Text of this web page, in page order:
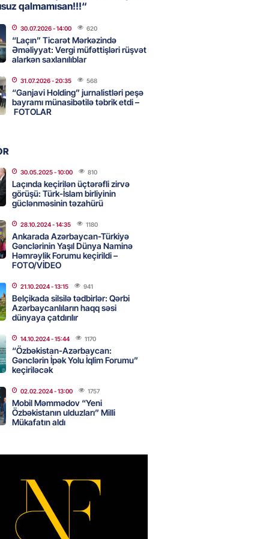
Xirosima qurbanlarının
ediləcək
- 10:00
açıqlama verdi
problem bitdi –
kanalını qısa müddətdə
Danimarkada “Orhus”
qarşılaşacaq
- 17:45
məxsus təyyarə
dron hücumuna məruz
- 17:30
manatlıq qızıl-zinət
boğazı tezliklə açılacaq- Tramp
- 17:00
qalmamısan!!!“
30.07.2026- 14:00 620
“Laçın” Ticarət Mərkəzində
Əməliyyat: Vergi müfəttişləri rüşvət
alarkən saxlanılıblar
31.07.2026- 20:35 568
“Ganjavi Holding” jurnalistləri peşə
bayramı münasibətilə təbrik etdi –
FOTOLAR
30.05.2025- 10:00 810
Laçında keçirilən üçtərəfli zirvə
görüşü: Türk-İslam birliyinin
güclənməsinin təzahürü
28.10.2024- 14:35 1180
Ankarada Azərbaycan-Türkiyə
Gənclərinin Yaşıl Dünya Naminə
Həmrəylik Forumu keçirildi –
FOTO/VİDEO
21.10.2024- 13:15 941
Belçikada silsilə tədbirlər: Qərbi
Azərbaycanlıların haqq səsi
dünyaya çatdırılır
14.10.2024- 15:44 1170
“Özbəkistan-Azərbaycan:
Gənclərin İpək Yolu İqlim Forumu”
keçiriləcək
02.02.2024- 13:00 1757
Mobil Məmmədov “Yeni
Özbəkistanın ulduzları” Milli
Mükafatın aldı